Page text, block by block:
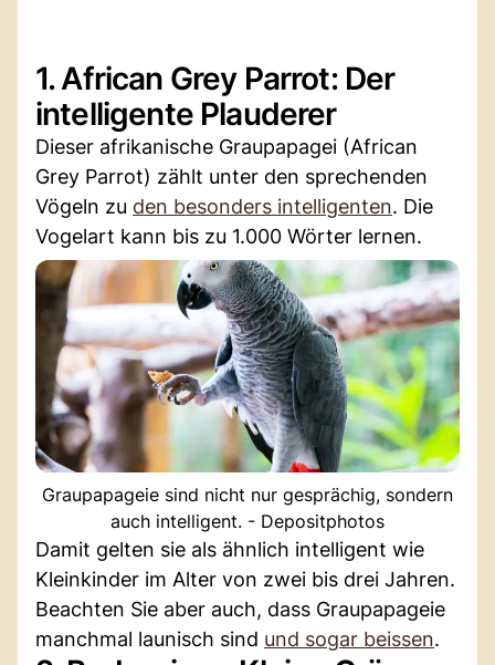
1. African Grey Parrot: Der
intelligente Plauderer
Dieser afrikanische Graupapagei (African
Grey Parrot) zählt unter den sprechenden
Vögeln zu den besonders intelligenten. Die
Vogelart kann bis zu 1.000 Wörter lernen.
Graupapageie sind nicht nur gesprächig, sondern
auch intelligent. - Depositphotos
Damit gelten sie als ähnlich intelligent wie
Kleinkinder im Alter von zwei bis drei Jahren.
Beachten Sie aber auch, dass Graupapageie
manchmal launisch sind und sogar beissen.